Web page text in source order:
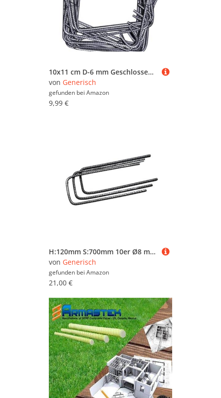
10x11 cm D-6 mm Geschlossener Bügel 10er Pack Bewehrungsstahl Mehrwinkelbügel Baustahl Ø6 mm Betonstahl
von Generisch
gefunden bei Amazon
9,99 €
H:120mm S:700mm 10er Ø8 mm U-Bügel Baustahl Steckbügel Betonstahl Bügel Bewehrungsstahl für Ihre Bauvorhaben
von Generisch
gefunden bei Amazon
21,00 €